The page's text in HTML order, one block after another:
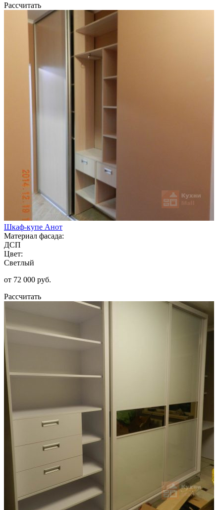
Рассчитать
Шкаф-купе Анот
Материал фасада:
ДСП
Цвет:
Светлый
от 72 000 руб.
Рассчитать